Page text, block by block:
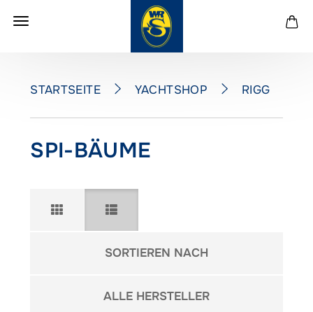
STARTSEITE YACHTSHOP RIGG
SPI-BÄUME
SORTIEREN NACH
Sortieren nach
ALLE HERSTELLER